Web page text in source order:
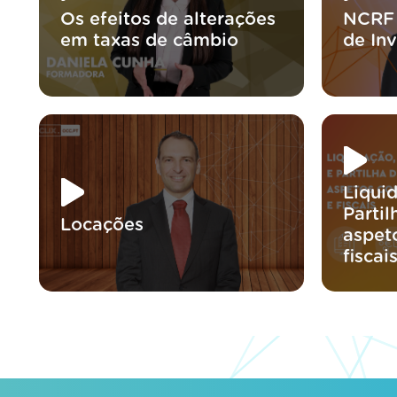
Os efeitos de alterações
em taxas de câmbio
de
Locações
fiscais